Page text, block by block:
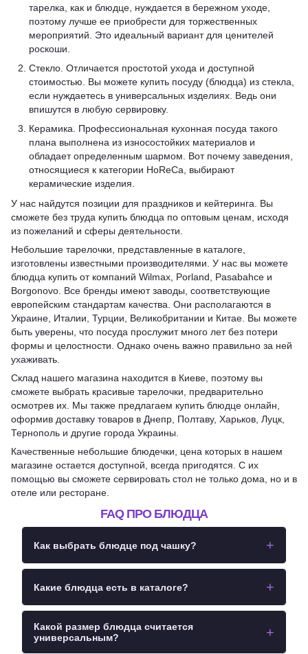
тарелка, как и блюдце, нуждается в бережном уходе,
поэтому лучше ее приобрести для торжественных
мероприятий. Это идеальный вариант для ценителей
роскоши.
Стекло. Отличается простотой ухода и доступной
стоимостью. Вы можете купить посуду (блюдца) из стекла,
если нуждаетесь в универсальных изделиях. Ведь они
впишутся в любую сервировку.
Керамика. Профессиональная кухонная посуда такого
плана выполнена из износостойких материалов и
обладает определенным шармом. Вот почему заведения,
относящиеся к категории HoReCa, выбирают
керамические изделия.
У нас найдутся позиции для праздников и кейтеринга. Вы
сможете без труда купить блюдца по оптовым ценам, исходя
из пожеланий и сферы деятельности.
Небольшие тарелочки, представленные в каталоге,
изготовлены известными производителями. У нас вы можете
блюдца купить от компаний Wilmax, Porland, Pasabahce и
Borgonovo. Все бренды имеют заводы, соответствующие
европейским стандартам качества. Они располагаются в
Украине, Италии, Турции, Великобритании и Китае. Вы можете
быть уверены, что посуда прослужит много лет без потери
формы и целостности. Однако очень важно правильно за ней
ухаживать.
Склад нашего магазина находится в Киеве, поэтому вы
сможете выбрать красивые тарелочки, предварительно
осмотрев их. Мы также предлагаем купить блюдце онлайн,
оформив доставку товаров в Днепр, Полтаву, Харьков, Луцк,
Тернополь и другие города Украины.
Качественные небольшие блюдечки, цена которых в нашем
магазине остается доступной, всегда пригодятся. С их
помощью вы сможете сервировать стол не только дома, но и в
отеле или ресторане.
FAQ ПРО БЛЮДЦА
Как выбрать блюдце под чашку?
Сначала нужно ориентироваться на диаметр дна
быть достаточно устойчивым, чтобы чашка не
скользила, и иметь место для ложки, сахара или
небольшого десерта.
Какие блюдца есть в каталоге?
Можно выбрать керамические, стеклянные и
сервировочные блюдца разных форм и размеров.
Какой размер блюдца считается
универсальным?